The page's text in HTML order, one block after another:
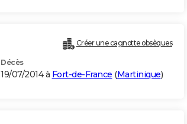
Créer une cagnotte obsèques
Décès
19/07/2014 à Fort-de-France (Martinique)